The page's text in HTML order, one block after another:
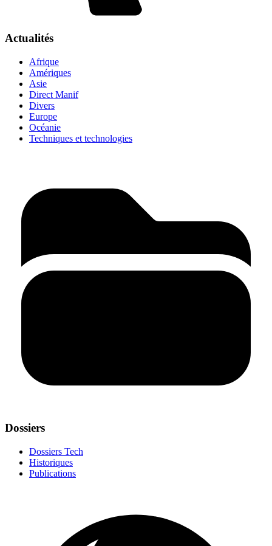
Actualités
Afrique
Amériques
Asie
Direct Manif
Divers
Europe
Océanie
Techniques et technologies
Dossiers
Dossiers Tech
Historiques
Publications